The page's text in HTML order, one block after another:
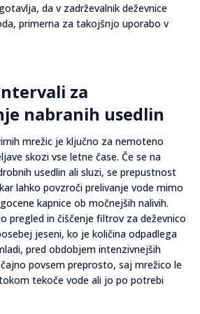
da v zadrževalnik deževnice
primerna za takojšnjo uporabo v
za
nabranih usedlin
mrežic je ključno za nemoteno
skozi vse letne čase. Če se na
usedlin ali sluzi, se prepustnost
lahko povzroči prelivanje vode mimo
kapnice ob močnejših nalivih.
pregled in čiščenje filtrov za deževnico
jeseni, ko je količina odpadlega
pred obdobjem intenzivnejših
povsem preprosto, saj mrežico le
tekoče vode ali jo po potrebi